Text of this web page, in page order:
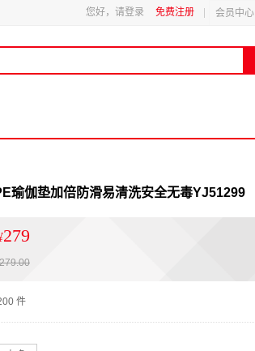
您好，请登录 免费注册 会员中心
瑜伽垫加倍防滑易清洗安全无毒YJ51299
279
279.00
件